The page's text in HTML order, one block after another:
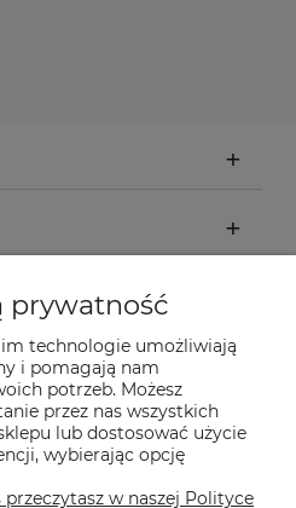
prywatność
technologie umożliwiają
i pomagają nam
potrzeb. Możesz
przez nas wszystkich
lub dostosować użycie
wybierając opcję
w naszej Polityce